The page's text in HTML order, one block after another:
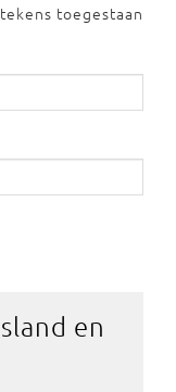
toegestaan
en